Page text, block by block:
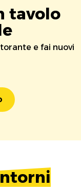
tavolo
e fai nuovi